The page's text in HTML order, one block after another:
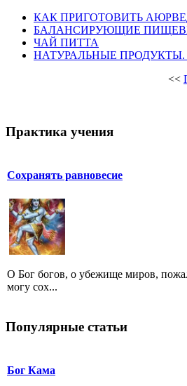
КАК ПРИГОТОВИТЬ
БАЛАНСИРУЮЩИЕ
ЧАЙ ПИТТА
НАТУРАЛЬНЫЕ
<<
Практика учения
Сохранять равновесие
O Бог богов, о убежище миров,
могу сох...
Популярные статьи
Бог Кама